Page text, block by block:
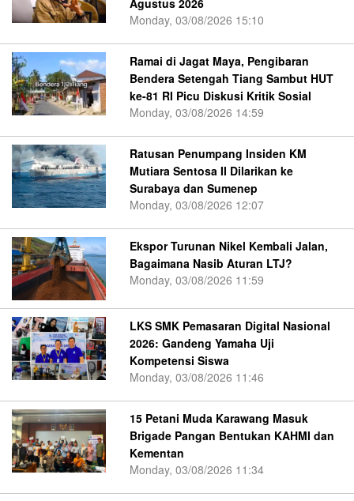
Agustus 2026
Monday, 03/08/2026 15:10
Ramai di Jagat Maya, Pengibaran
Bendera Setengah Tiang Sambut HUT
ke-81 RI Picu Diskusi Kritik Sosial
Monday, 03/08/2026 14:59
Ratusan Penumpang Insiden KM
Mutiara Sentosa II Dilarikan ke
Surabaya dan Sumenep
Monday, 03/08/2026 12:07
Ekspor Turunan Nikel Kembali Jalan,
Bagaimana Nasib Aturan LTJ?
Monday, 03/08/2026 11:59
LKS SMK Pemasaran Digital Nasional
2026: Gandeng Yamaha Uji
Kompetensi Siswa
Monday, 03/08/2026 11:46
15 Petani Muda Karawang Masuk
Brigade Pangan Bentukan KAHMI dan
Kementan
Monday, 03/08/2026 11:34